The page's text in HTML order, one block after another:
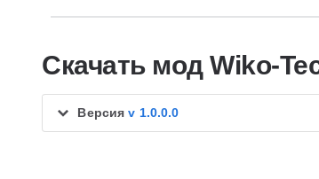
Скачать мод Wiko-
Версияv 1.0.0.0